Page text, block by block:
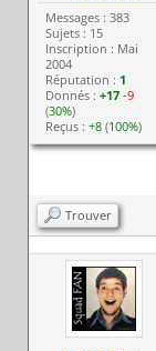
Messages : 383
Sujets : 15
Inscription : Mai
2004
Réputation : 1
Donnés :+17 -9
(30%)
Reçus :+8 (100%)
Trouver